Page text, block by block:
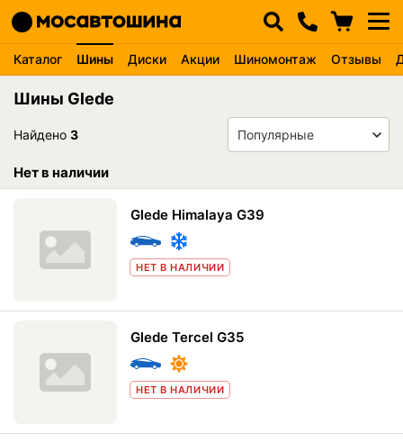
Каталог Шины Диски Акции Шиномонтаж Отзывы
Шины Glede
Найдено 3
Нет в наличии
Glede Himalaya G39
НЕТ В НАЛИЧИИ
Glede Tercel G35
НЕТ В НАЛИЧИИ